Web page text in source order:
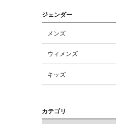
ジェンダー
メンズ
ウィメンズ
キッズ
カテゴリ